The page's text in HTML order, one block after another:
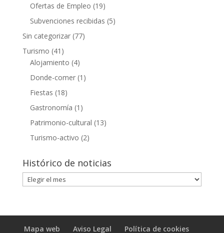
Ofertas de Empleo (19)
Subvenciones recibidas (5)
Sin categorizar(77)
Turismo (41)
Alojamiento (4)
Donde-comer(1)
Fiestas (18)
Gastronomía (1)
Patrimonio-cultural (13)
Turismo-activo (2)
Histórico de noticias
Histórico
de
Mapa web Aviso Legal Política de cookies